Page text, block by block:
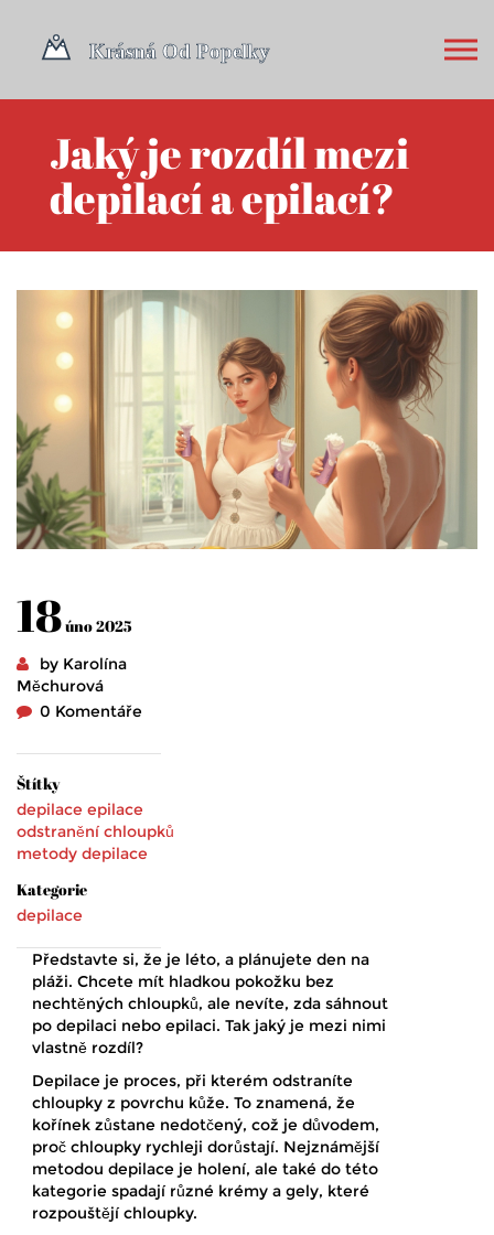
Jaký je rozdíl mezi
depilací a epilací?
18úno 2025
by Karolína
Měchurová
0 Komentáře
Štítky
depilace epilace
odstranění chloupků
metody depilace
Kategorie
depilace
Představte si, že je léto, a plánujete den na
pláži. Chcete mít hladkou pokožku bez
nechtěných chloupků, ale nevíte, zda sáhnout
po depilaci nebo epilaci. Tak jaký je mezi nimi
vlastně rozdíl?
Depilace je proces, při kterém odstraníte
chloupky z povrchu kůže. To znamená, že
kořínek zůstane nedotčený, což je důvodem,
proč chloupky rychleji dorůstají. Nejznámější
metodou depilace je holení, ale také do této
kategorie spadají různé krémy a gely, které
rozpouštějí chloupky.